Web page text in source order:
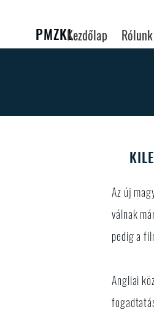
PMZKLKezdőlap Rólunk
Az új
válnak
pedig a
Angliai